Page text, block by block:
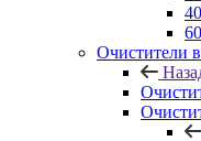
Очистители